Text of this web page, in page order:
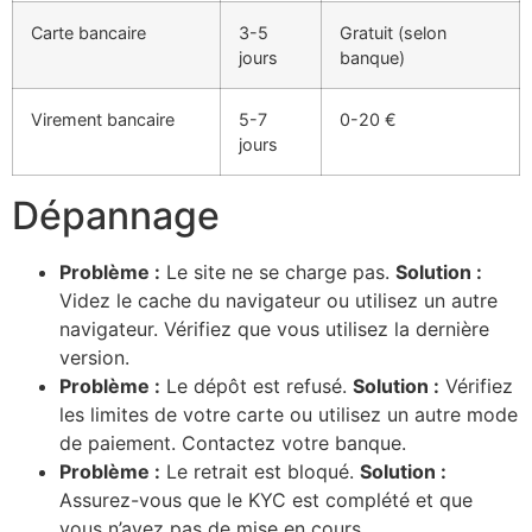
Carte bancaire
3-5
jours
Gratuit (selon
banque)
Virement bancaire
5-7
jours
0-20 €
Dépannage
Problème : Le site ne se charge pas. Solution :
Videz le cache du navigateur ou utilisez un autre
navigateur. Vérifiez que vous utilisez la dernière
version.
Problème : Le dépôt est refusé. Solution : Vérifiez
les limites de votre carte ou utilisez un autre mode
de paiement. Contactez votre banque.
Problème : Le retrait est bloqué. Solution :
Assurez-vous que le KYC est complété et que